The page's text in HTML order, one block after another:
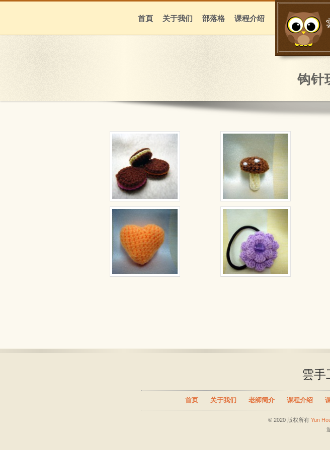
首頁 关于我们 部落格 课程介绍
钩针
雲手
首页 关于我们 老師簡介 课程介绍
© 2020 版权所有 Yun